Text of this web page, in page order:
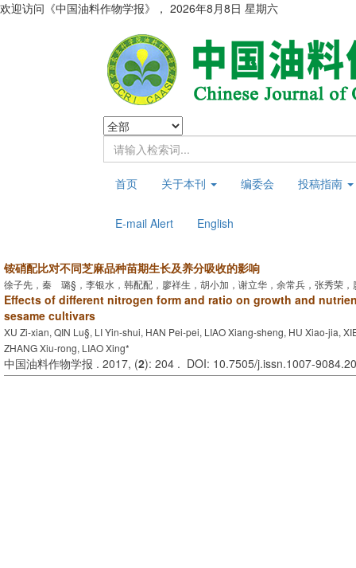
欢迎访问《中国油料作物学报》， 2026年8月8日 星期六
首页 关于本刊 编委会 投稿指南
E-mail Alert English
铵硝配比对不同芝麻品种苗期生长及养分吸收的影响
徐子先，秦 璐§，李银水，韩配配，廖祥生，胡小加，谢立华，余常兵，张秀荣
Effects of different nitrogen form and ratio on growth and
sesame cultivars
XU Zi-xian, QIN Lu§, LI Yin-shui, HAN Pei-pei, LIAO Xiang-sheng, HU Xiao-jia,
ZHANG Xiu-rong, LIAO Xing*
中国油料作物学报 . 2017, (2): 204 . DOI: 10.7505/j.issn.1007-